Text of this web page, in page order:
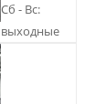
Сб - Вс:
выходные